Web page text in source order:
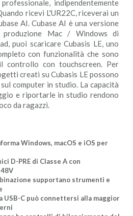
indipendentemente
ricevi L'UR22C, riceverai un
AI. Cubase AI è una versione
Mac / Windows di
puoi scaricare Cubasis LE, uno
con funzionalità che sono
controllo con touchscreen. Per
creati su Cubasis LE possono
computer in studio. La capacità
e riportarle in studio rendono
da ragazzi.
Windows, macOS e iOS per
D-PRE di Classe A con
supportano strumenti e
USB-C può connettersi alla maggior